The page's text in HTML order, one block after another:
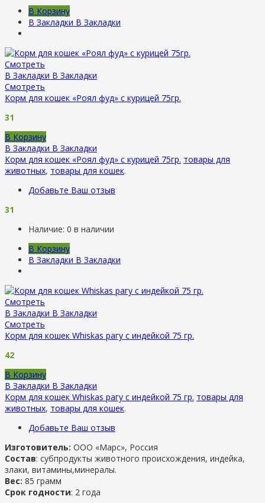
В Корзину
В Закладки В Закладки
Смотреть
В Закладки В Закладки
Смотреть
Корм для кошек «Роял фуд» с курицей 75гр.
31
В Корзину
В Закладки В Закладки
Корм для кошек «Роял фуд» с курицей 75гр. товары для
животных, товары для кошек.
Добавьте Ваш отзыв
31
Наличие: 0 в наличии
В Корзину
В Закладки В Закладки
Смотреть
В Закладки В Закладки
Смотреть
Корм для кошек Whiskas рагу с индейкой 75 гр.
42
В Корзину
В Закладки В Закладки
Корм для кошек Whiskas рагу с индейкой 75 гр. товары для
животных, товары для кошек.
Добавьте Ваш отзыв
Изготовитель: ООО «Марс», Россия
Состав: субпродукты животного происхождения, индейка,
злаки, витамины,минералы.
Вес: 85 грамм
Срок годности: 2 года